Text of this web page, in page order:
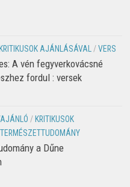
KRITIKUSOK AJÁNLÁSÁVAL /VERS
A vén fegyverkovácsné
fordul : versek
/ KRITIKUSOK
TERMÉSZETTUDOMÁNY
a Dűne